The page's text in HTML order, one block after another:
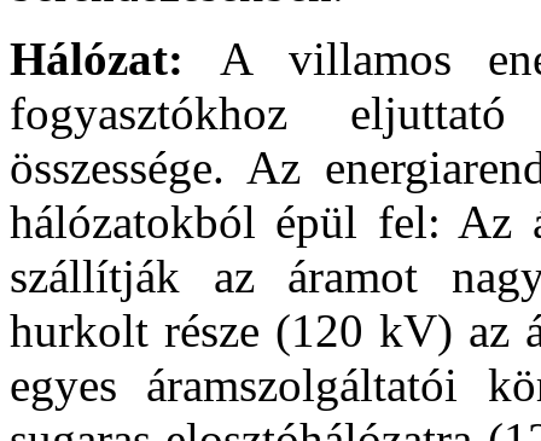
Hálózat: A villamos
fogyasztókhoz
összessége. Az
hálózatokból épül fel: Az
szállítják az áramot
hurkolt része (120 kV) az
egyes áramszolgáltatói